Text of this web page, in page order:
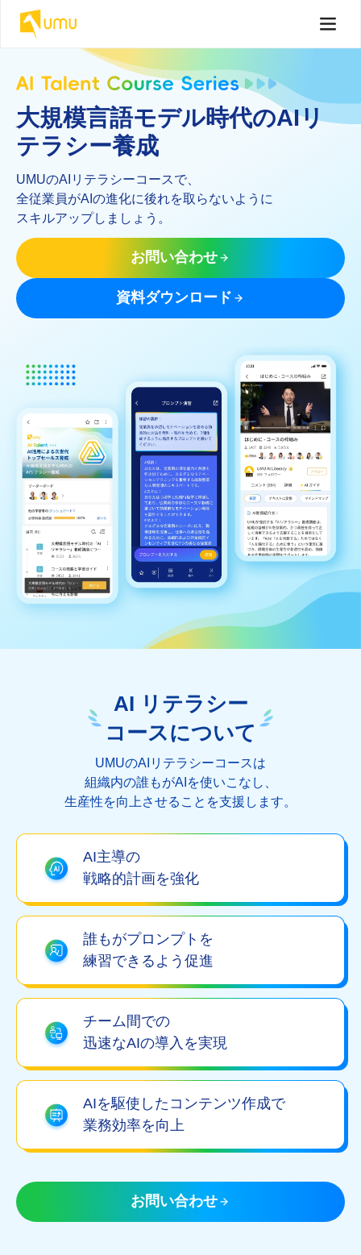
大規模言語モデル時代のAIリ
テラシー養成
UMUのAIリテラシーコースで、
全従業員がAIの進化に後れを取らないように
スキルアップしましょう。
お問い合わせ
資料ダウンロード
AI リテラシー
コースについて
UMUのAIリテラシーコースは
組織内の誰もがAIを使いこなし、
生産性を向上させることを支援します。
AI主導の
戦略的計画を強化
誰もがプロンプトを
練習できるよう促進
チーム間での
迅速なAIの導入を実現
AIを駆使したコンテンツ作成で
業務効率を向上
お問い合わせ